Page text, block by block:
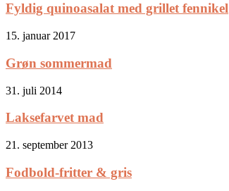
Fyldig quinoasalat med grillet fennikel
15. januar 2017
Grøn sommermad
31. juli 2014
Laksefarvet mad
21. september 2013
Fodbold-fritter & gris